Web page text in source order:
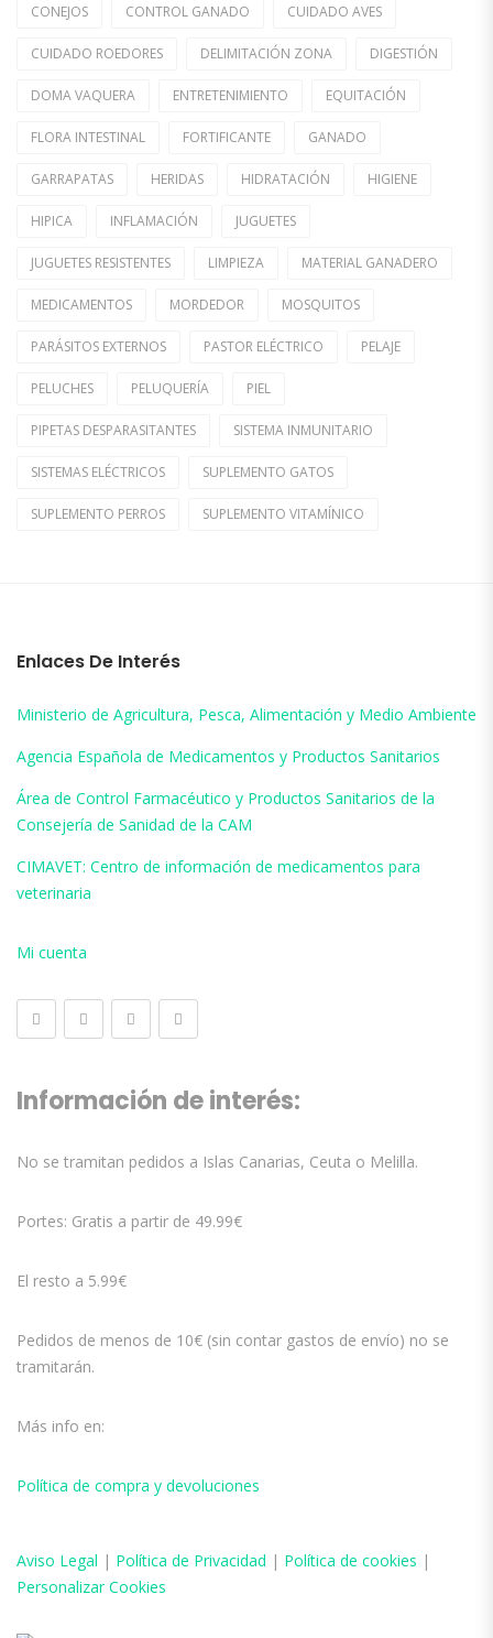
CONEJOS CONTROL GANADO CUIDADO AVES
CUIDADO ROEDORES DELIMITACIÓN ZONA DIGESTIÓN
DOMA VAQUERA ENTRETENIMIENTO EQUITACIÓN
FLORA INTESTINAL FORTIFICANTE GANADO
GARRAPATAS HERIDAS HIDRATACIÓN HIGIENE
HIPICA INFLAMACIÓN JUGUETES
JUGUETES RESISTENTES LIMPIEZA MATERIAL GANADERO
MEDICAMENTOS MORDEDOR MOSQUITOS
PARÁSITOS EXTERNOS PASTOR ELÉCTRICO PELAJE
PELUCHES PELUQUERÍA PIEL
PIPETAS DESPARASITANTES SISTEMA INMUNITARIO
SISTEMAS ELÉCTRICOS SUPLEMENTO GATOS
SUPLEMENTO PERROS SUPLEMENTO VITAMÍNICO
Enlaces De Interés
Ministerio de Agricultura, Pesca, Alimentación y Medio Ambiente
Agencia Española de Medicamentos y Productos Sanitarios
Área de Control Farmacéutico y Productos Sanitarios de la
Consejería de Sanidad de la CAM
CIMAVET: Centro de información de medicamentos para
veterinaria
Mi cuenta
Información de interés:
No se tramitan pedidos a Islas Canarias, Ceuta o Melilla.
Portes: Gratis a partir de 49.99€
El resto a 5.99€
Pedidos de menos de 10€ (sin contar gastos de envío) no se
tramitarán.
Más info en:
Política de compra y devoluciones
Aviso Legal | Política de Privacidad | Política de cookies |
Personalizar Cookies